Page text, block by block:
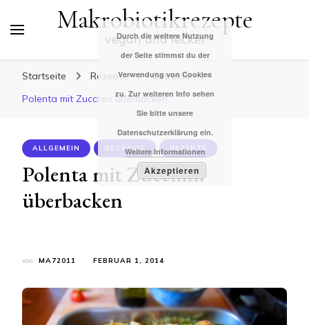
Makrobiotikrezepte
vegan und lecker
Startseite Rezepte
Getreide
Polenta mit Zucchini überbacken
ALLGEMEIN GETREIDE REZEPTE
Polenta mit Zucchini
überbacken
von MA72011 FEBRUAR 1, 2014
Durch die weitere Nutzung
der Seite stimmst du der
Verwendung von Cookies
zu. Zur weiteren Info sehen
Sie bitte unsere
Datenschutzerklärung ein.
Weitere Informationen
Akzeptieren